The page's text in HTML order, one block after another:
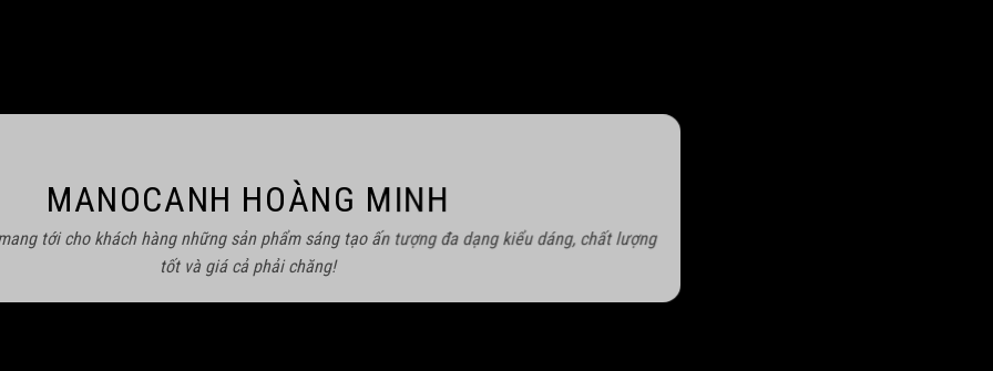
MANOCANH HOÀNG MINH
tới cho khách hàng những sản phẩm sáng tạo ấn tượng đa dạng kiểu dáng, chất lượng
tốt và giá cả phải chăng!